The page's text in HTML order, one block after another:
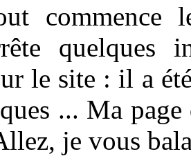
commence
quelques
le site : il a
... Ma
je vous